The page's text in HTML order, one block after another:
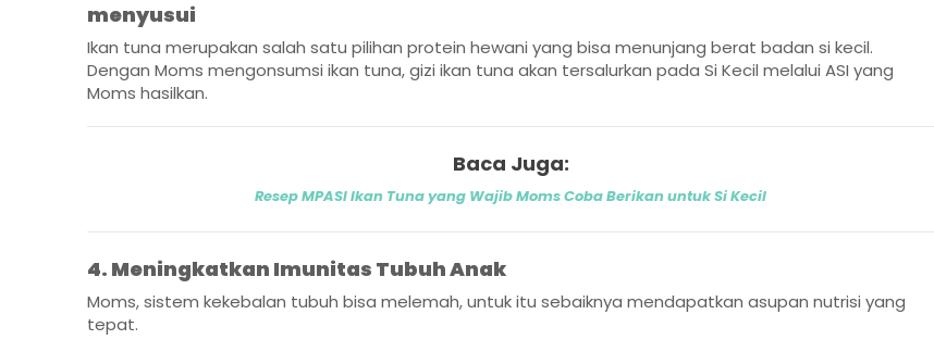
menyusui
Ikan tuna merupakan salah satu pilihan protein hewani yang bisa menunjang berat badan si kecil.
Dengan Moms mengonsumsi ikan tuna, gizi ikan tuna akan tersalurkan pada Si Kecil melalui ASI yang
Moms hasilkan.
Baca Juga:
Resep MPASI Ikan Tuna yang Wajib Moms Coba Berikan untuk Si Kecil
4. Meningkatkan Imunitas Tubuh Anak
Moms, sistem kekebalan tubuh bisa melemah, untuk itu sebaiknya mendapatkan asupan nutrisi yang
tepat.